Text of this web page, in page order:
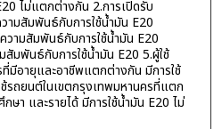
ไม่แตกต่างกัน 2.การเปิดรับ
ามสัมพันธ์กับการใช้น้ำมัน E20
วามสัมพันธ์กับการใช้น้ำมัน E20
มพันธ์กับการใช้น้ำมัน E20 5.ผู้ใช้
มีอายุและอาชีพแตกต่างกัน มีการใช้
รถยนต์ในเขตกรุงเทพมหานครที่แตก
ษา และรายได้ มีการใช้น้ำมัน E20 ไม่